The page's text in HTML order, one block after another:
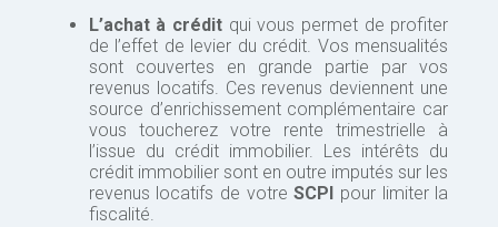
L’achat à crédit qui vous permet de profiter
de l’effet de levier du crédit. Vos mensualités
sont couvertes en grande partie par vos
revenus locatifs. Ces revenus deviennent une
source d’enrichissement complémentaire car
vous toucherez votre rente trimestrielle à
l’issue du crédit immobilier. Les intérêts du
crédit immobilier sont en outre imputés sur les
revenus locatifs de votreSCPI pour limiter la
fiscalité.